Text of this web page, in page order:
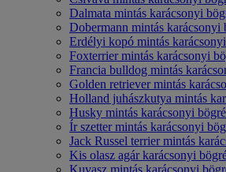
Dalmata mintás karácsonyi
Dobermann mintás karácsonyi
Erdélyi kopó mintás
Foxterrier mintás karácsonyi
Francia bulldog mintás
Golden retriever mintás
Holland juhászkutya mintás
Husky mintás karácsonyi
Ír szetter mintás karácsonyi
Jack Russel terrier mintás
Kis olasz agár karácsonyi
Kuvasz mintás karácsonyi